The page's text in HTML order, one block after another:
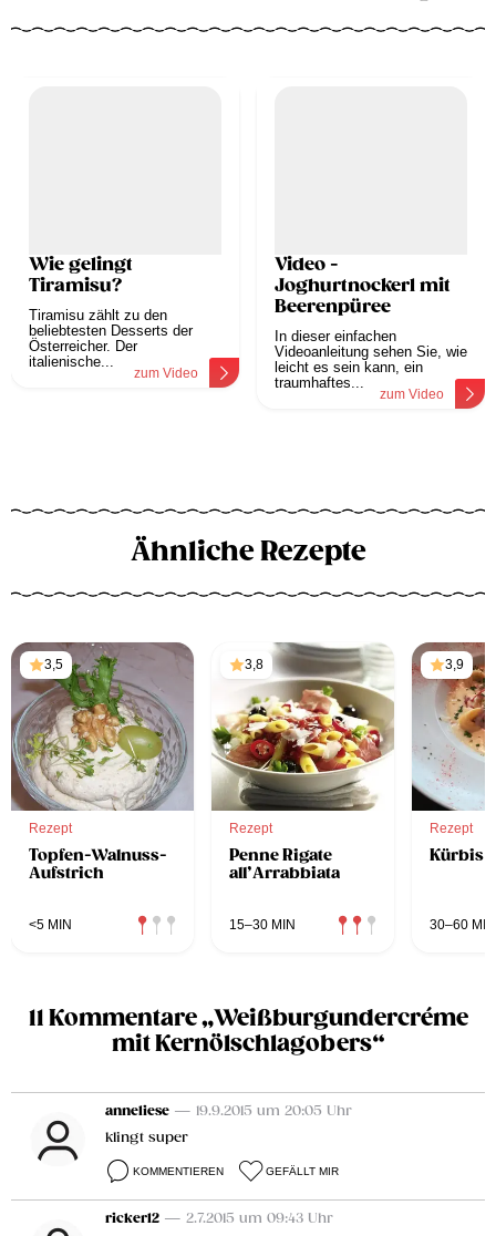
Wie gelingt
Tiramisu?
Tiramisu zählt zu den
beliebtesten Desserts der
Österreicher. Der
italienische...
zum Video
Video -
Joghurtnockerl mit
Beerenpüree
In dieser einfachen
Videoanleitung sehen Sie, wie
leicht es sein kann, ein
traumhaftes...
zum Video
Ähnliche Rezepte
3,5
Rezept
Topfen-Walnuss-
Aufstrich
<5 MIN
3,8
Rezept
Penne Rigate
all’Arrabbiata
15–30 MIN
3,9
Rezept
Kürbis
30–60 MIN
11 Kommentare „Weißburgundercréme
mit Kernölschlagobers“
anneliese — 19.9.2015 um 20:05 Uhr
klingt super
KOMMENTIEREN GEFÄLLT MIR
rickerl2 — 2.7.2015 um 09:43 Uhr